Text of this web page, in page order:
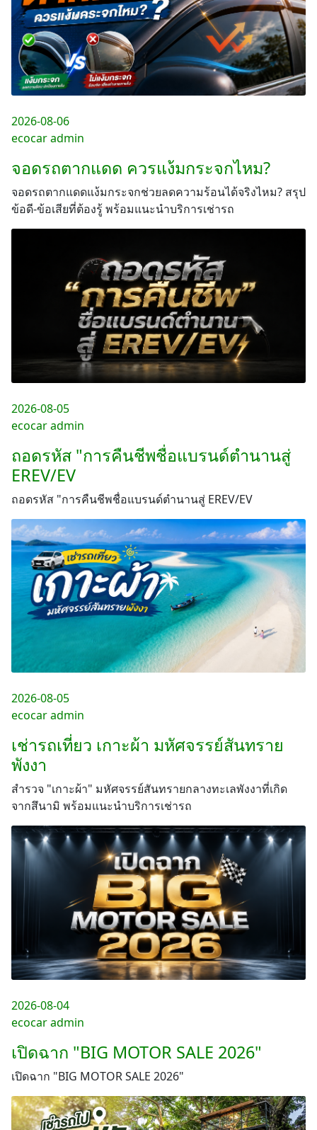
2026-08-06
ecocar admin
จอดรถตากแดด ควรแง้มกระจกไหม?
จอดรถตากแดดแง้มกระจกช่วยลดความร้อนได้จริงไหม? สรุป
ข้อดี-ข้อเสียที่ต้องรู้ พร้อมแนะนำบริการเช่ารถ
2026-08-05
ecocar admin
ถอดรหัส "การคืนชีพชื่อแบรนด์ตำนานสู่
EREV/EV
ถอดรหัส "การคืนชีพชื่อแบรนด์ตำนานสู่ EREV/EV
2026-08-05
ecocar admin
เช่ารถเที่ยว เกาะผ้า มหัศจรรย์สันทราย
พังงา
สำรวจ "เกาะผ้า" มหัศจรรย์สันทรายกลางทะเลพังงาที่เกิด
จากสึนามิ พร้อมแนะนำบริการเช่ารถ
2026-08-04
ecocar admin
เปิดฉาก "BIG MOTOR SALE 2026"
เปิดฉาก "BIG MOTOR SALE 2026"